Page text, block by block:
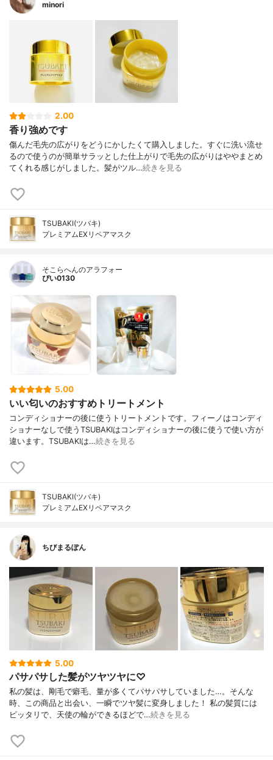
minori
2.00
香り強めです
傷んだ毛先の広がりをどうにかしたくて購入しました。すぐに洗い流せ
るので使うのが簡単サラッとした仕上がりで毛先の広がりはややまとめ
てくれる感じがしました。髪がツル…続きを見る
TSUBAKI(ツバキ)
プレミアムEXリペアマスク
そこらへんのアラフォー
ぴい0130
5.00
いい匂いのおすすめトリートメント
コンディショナーの後に使うトリートメントです。フィーノはコンディ
ショナーなしで使うTSUBAKIはコンディショナーの後に使うで使い方が
違います。TSUBAKIは…続きを見る
TSUBAKI(ツバキ)
プレミアムEXリペアマスク
ちびまるぽん
5.00
パサパサした髪がツヤツヤに♡
私の髪は、剛毛で癖毛、量が多くてパサパサしていました…。そんな
時、この商品と出会い、一瞬でツヤ髪に変身しました！ 私の髪質には
ピッタリで、天使の輪ができるほどで…続きを見る